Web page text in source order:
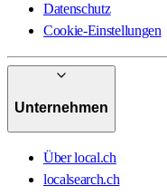
Datenschutz
Cookie-Einstellungen
Unternehmen
Über local.ch
localsearch.ch